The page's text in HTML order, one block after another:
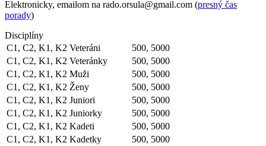
Elektronicky, emailom na rado.orsula@gmail.com (presný čas
porady)
Disciplíny
C1, C2, K1, K2 Veteráni
500, 5000
C1, C2, K1, K2 Veteránky
500, 5000
C1, C2, K1, K2 Muži
500, 5000
C1, C2, K1, K2 Ženy
500, 5000
C1, C2, K1, K2 Juniori
500, 5000
C1, C2, K1, K2 Juniorky
500, 5000
C1, C2, K1, K2 Kadeti
500, 5000
C1, C2, K1, K2 Kadetky
500, 5000